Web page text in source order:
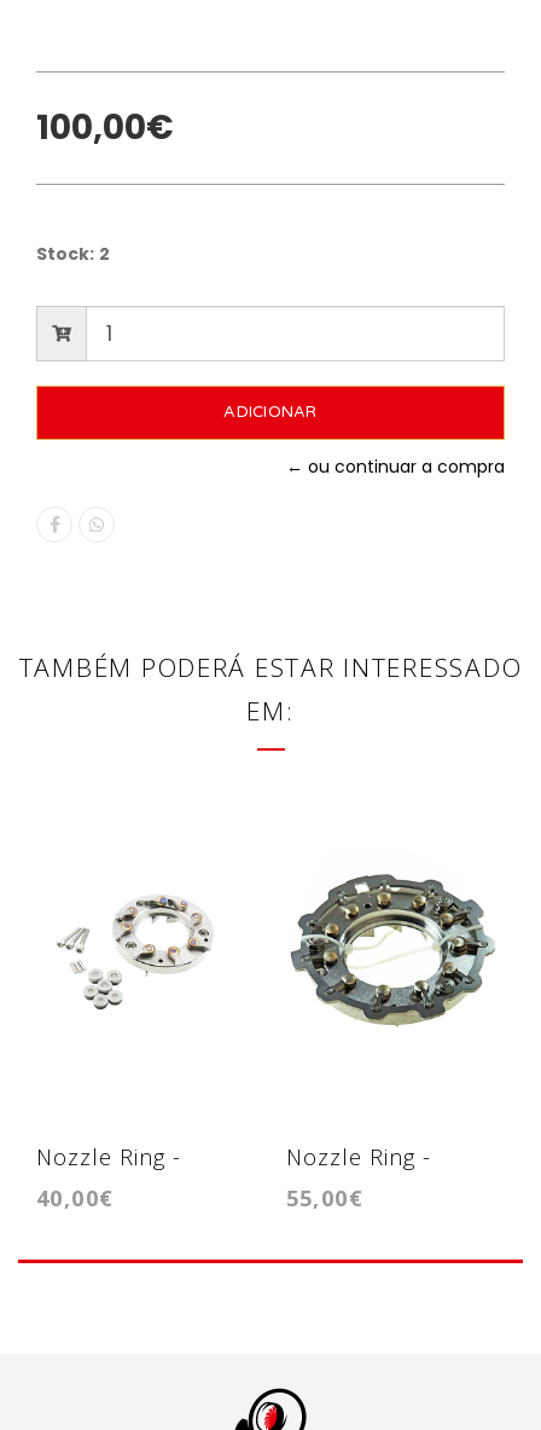
100,00€
Stock: 2
← ou continuar a compra
TAMBÉM PODERÁ ESTAR INTERESSADO
EM:
Nozzle Ring -
Geometria - KP39 /
40,00€
Nozzle Ring -
Geometria
55,00€